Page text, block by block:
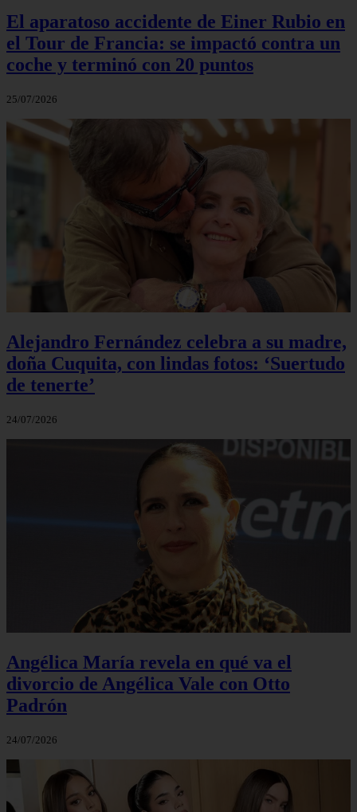
El aparatoso accidente de Einer Rubio en
el Tour de Francia: se impactó contra un
coche y terminó con 20 puntos
25/07/2026
Alejandro Fernández celebra a su madre,
doña Cuquita, con lindas fotos: ‘Suertudo
de tenerte’
24/07/2026
Angélica María revela en qué va el
divorcio de Angélica Vale con Otto
Padrón
24/07/2026